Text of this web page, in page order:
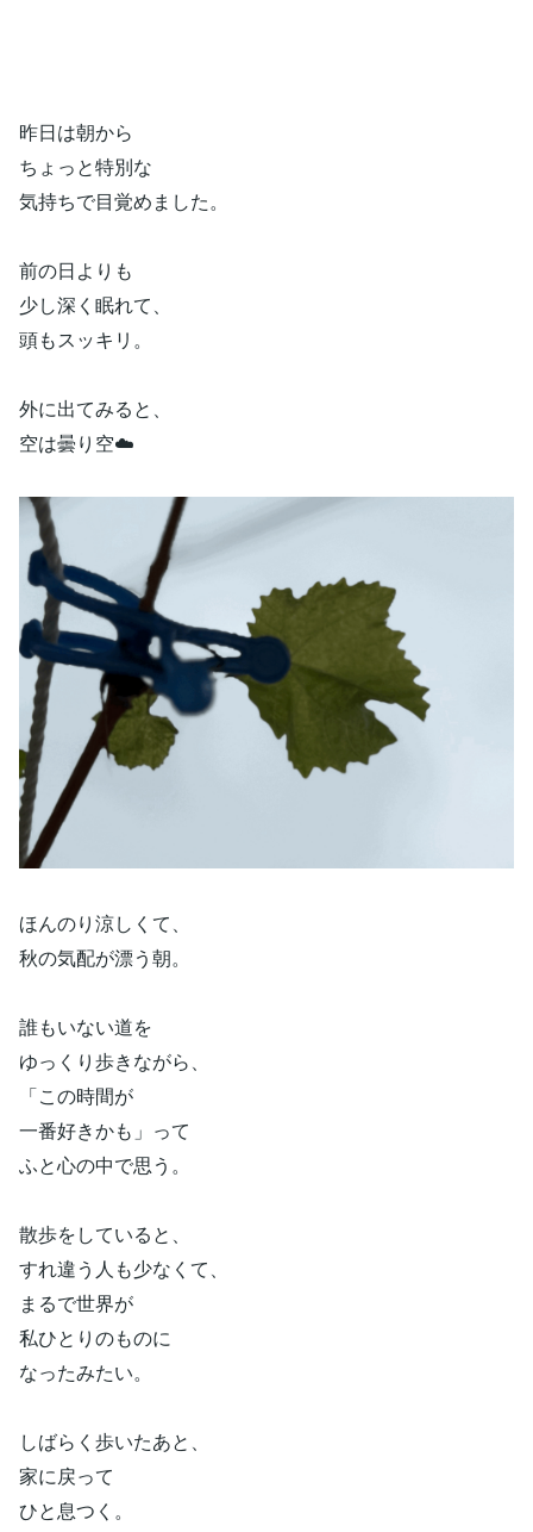
昨日は朝から
ちょっと特別な
気持ちで目覚めました。
前の日よりも
少し深く眠れて、
頭もスッキリ。
外に出てみると、
空は曇り空☁️
ほんのり涼しくて、
秋の気配が漂う朝。
誰もいない道を
ゆっくり歩きながら、
「この時間が
一番好きかも」って
ふと心の中で思う。
散歩をしていると、
すれ違う人も少なくて、
まるで世界が
私ひとりのものに
なったみたい。
しばらく歩いたあと、
家に戻って
ひと息つく。